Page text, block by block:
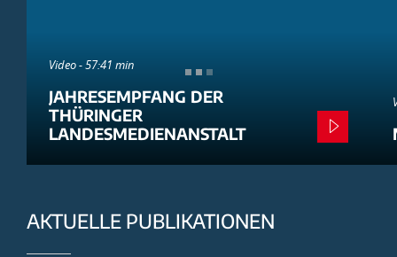
Video - 57:41 min
JAHRESEMPFANG DER
THÜRINGER
LANDESMEDIENANSTALT
AKTUELLE PUBLIKATIONEN